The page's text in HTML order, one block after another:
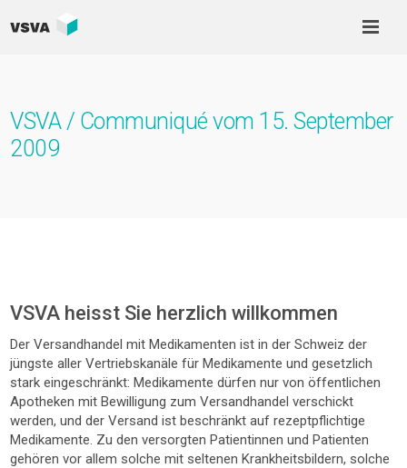
VSVA / Communiqué vom 15. September
2009
VSVA heisst Sie herzlich willkommen
Der Versandhandel mit Medikamenten ist in der Schweiz der
jüngste aller Vertriebskanäle für Medikamente und gesetzlich
stark eingeschränkt: Medikamente dürfen nur von öffentlichen
Apotheken mit Bewilligung zum Versandhandel verschickt
werden, und der Versand ist beschränkt auf rezeptpflichtige
Medikamente. Zu den versorgten Patientinnen und Patienten
gehören vor allem solche mit seltenen Krankheitsbildern, solche